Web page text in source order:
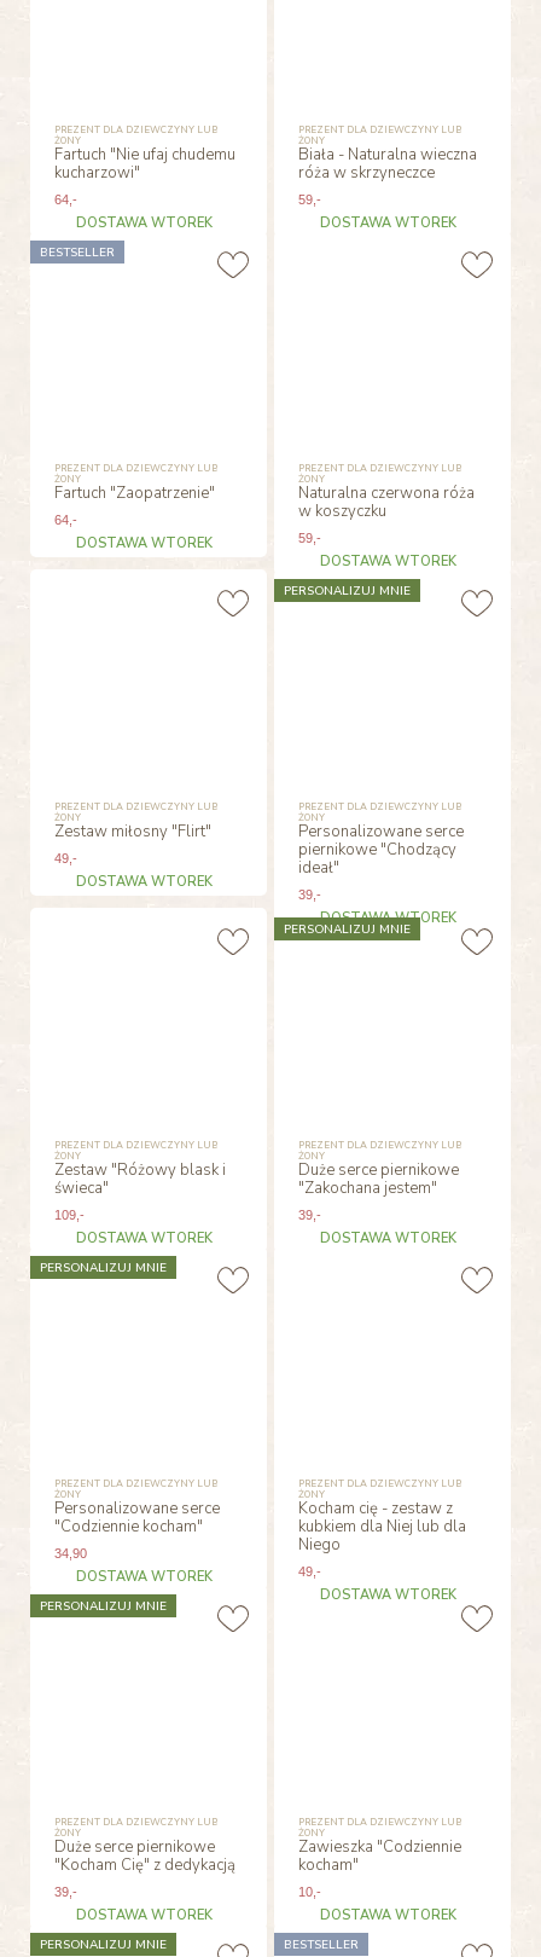
PREZENT DLA DZIEWCZYNY LUB
ŻONY
Fartuch "Nie ufaj chudemu
kucharzowi"
64,-
DOSTAWA WTOREK
PREZENT DLA DZIEWCZYNY LUB
ŻONY
Biała - Naturalna wieczna
róża w skrzyneczce
59 ,-
DOSTAWA WTOREK
PREZENT DLA DZIEWCZYNY LUB
ŻONY
Fartuch "Zaopatrzenie"
64,-
DOSTAWA WTOREK
BESTSELLER
PREZENT DLA DZIEWCZYNY LUB
ŻONY
Naturalna czerwona róża
w koszyczku
59 ,-
DOSTAWA WTOREK
PREZENT DLA DZIEWCZYNY LUB
ŻONY
Zestaw miłosny "Flirt"
49,-
DOSTAWA WTOREK
PREZENT DLA DZIEWCZYNY LUB
ŻONY
Personalizowane serce
piernikowe "Chodzący
ideał"
39 ,-
DOSTAWA WTOREK
PERSONALIZUJ MNIE
PREZENT DLA DZIEWCZYNY LUB
ŻONY
Zestaw "Różowy blask i
świeca"
109,-
DOSTAWA WTOREK
PREZENT DLA DZIEWCZYNY LUB
ŻONY
Duże serce piernikowe
"Zakochana jestem"
39 ,-
DOSTAWA WTOREK
PERSONALIZUJ MNIE
PREZENT DLA DZIEWCZYNY LUB
ŻONY
Personalizowane serce
"Codziennie kocham"
34,90
DOSTAWA WTOREK
PERSONALIZUJ MNIE
PREZENT DLA DZIEWCZYNY LUB
ŻONY
Kocham cię - zestaw z
kubkiem dla Niej lub dla
Niego
49 ,-
DOSTAWA WTOREK
PREZENT DLA DZIEWCZYNY LUB
ŻONY
Duże serce piernikowe
"Kocham Cię" z dedykacją
39,-
DOSTAWA WTOREK
PERSONALIZUJ MNIE
PREZENT DLA DZIEWCZYNY LUB
ŻONY
Zawieszka "Codziennie
kocham"
10 ,-
DOSTAWA WTOREK
PERSONALIZUJ MNIE
BESTSELLER